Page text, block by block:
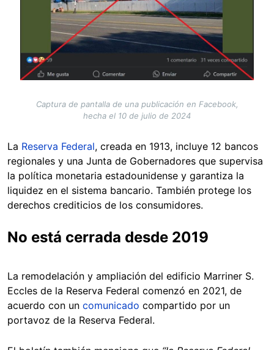
Captura de pantalla de una publicación en Facebook,
hecha el 10 de julio de 2024
La Reserva Federal, creada en 1913, incluye 12 bancos
regionales y una Junta de Gobernadores que supervisa
la política monetaria estadounidense y garantiza la
liquidez en el sistema bancario. También protege los
derechos crediticios de los consumidores.
No está cerrada desde 2019
La remodelación y ampliación del edificio Marriner S.
Eccles de la Reserva Federal comenzó en 2021, de
acuerdo con un comunicado compartido por un
portavoz de la Reserva Federal.